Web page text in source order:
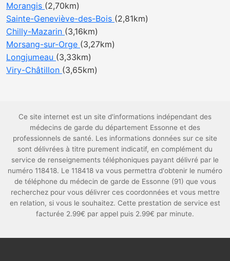
Morangis (2,70km)
Sainte-Geneviève-des-Bois (2,81km)
Chilly-Mazarin (3,16km)
Morsang-sur-Orge (3,27km)
Longjumeau (3,33km)
Viry-Châtillon (3,65km)
Ce site internet est un site d'informations indépendant des
médecins de garde du département Essonne et des
professionnels de santé. Les informations données sur ce site
sont délivrées à titre purement indicatif, en complément du
service de renseignements téléphoniques payant délivré par le
numéro 118418. Le 118418 va vous permettra d'obtenir le numéro
de téléphone du médecin de garde de Essonne (91) que vous
recherchez pour vous délivrer ces coordonnées et vous mettre
en relation, si vous le souhaitez. Cette prestation de service est
facturée 2.99€ par appel puis 2.99€ par minute.